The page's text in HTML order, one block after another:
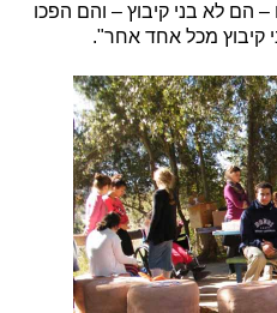
הם לא בני קיבוץ – והם הפכו
קיבוץ מכל אחד אחר".